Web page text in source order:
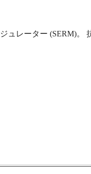
レーター (SERM)。